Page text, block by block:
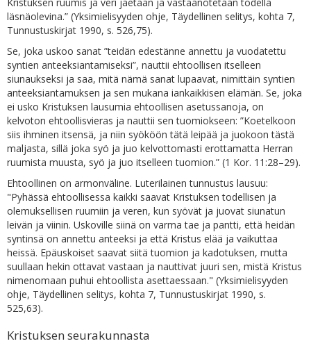
läsnäolevina.” (Yksimielisyyden ohje, Täydellinen selitys, kohta 7,
Tunnustuskirjat 1990, s. 526,75).
Se, joka uskoo sanat ”teidän edestänne annettu ja vuodatettu
syntien anteeksiantamiseksi”, nauttii ehtoollisen itselleen
siunaukseksi ja saa, mitä nämä sanat lupaavat, nimittäin syntien
anteeksiantamuksen ja sen mukana iankaikkisen elämän. Se, joka
ei usko Kristuksen lausumia ehtoollisen asetussanoja, on
kelvoton ehtoollisvieras ja nauttii sen tuomiokseen: ”Koetelkoon
siis ihminen itsensä, ja niin syököön tätä leipää ja juokoon tästä
maljasta, sillä joka syö ja juo kelvottomasti erottamatta Herran
ruumista muusta, syö ja juo itselleen tuomion.” (1 Kor. 11:28–29).
Ehtoollinen on armonväline. Luterilainen tunnustus lausuu:
"Pyhässä ehtoollisessa kaikki saavat Kristuksen todellisen ja
olemuksellisen ruumiin ja veren, kun syövät ja juovat siunatun
leivän ja viinin. Uskoville siinä on varma tae ja pantti, että heidän
syntinsä on annettu anteeksi ja että Kristus elää ja vaikuttaa
heissä. Epäuskoiset saavat siitä tuomion ja kadotuksen, mutta
suullaan hekin ottavat vastaan ja nauttivat juuri sen, mistä Kristus
nimenomaan puhui ehtoollista asettaessaan." (Yksimielisyyden
ohje, Täydellinen selitys, kohta 7, Tunnustuskirjat 1990, s.
525,63).
Kristuksen seurakunnasta